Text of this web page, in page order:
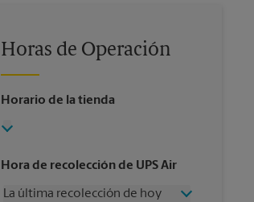
Horas de Operación
Horario de la tienda
Hora de recolección de UPS Air
La última recolección de hoy